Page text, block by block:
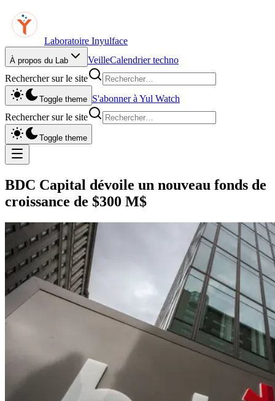
Laboratoire Inyulface
À propos du Lab VeilleCalendrier techno
Rechercher sur le site
Toggle theme S'abonner à Yul Watch
Rechercher sur le site
Toggle theme
BDC Capital dévoile un nouveau fonds de
croissance de $300 M$